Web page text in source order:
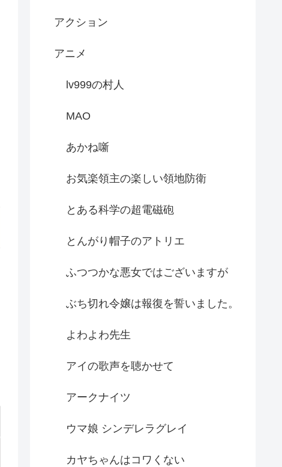
アクション
アニメ
lv999の村人
MAO
あかね噺
お気楽領主の楽しい領地防衛
とある科学の超電磁砲
とんがり帽子のアトリエ
ふつつかな悪女ではございますが
ぶち切れ令嬢は報復を誓いました。
よわよわ先生
アイの歌声を聴かせて
アークナイツ
ウマ娘 シンデレラグレイ
カヤちゃんはコワくない